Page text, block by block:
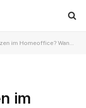
Wann Physiotherapie die richtige Lösung ist
im